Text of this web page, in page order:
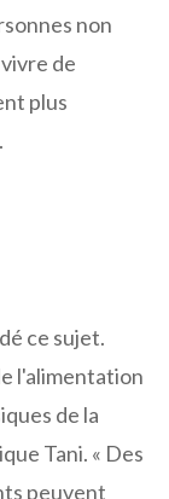
non
de
plus
ce sujet.
l'alimentation
de la
Tani. « Des
peuvent